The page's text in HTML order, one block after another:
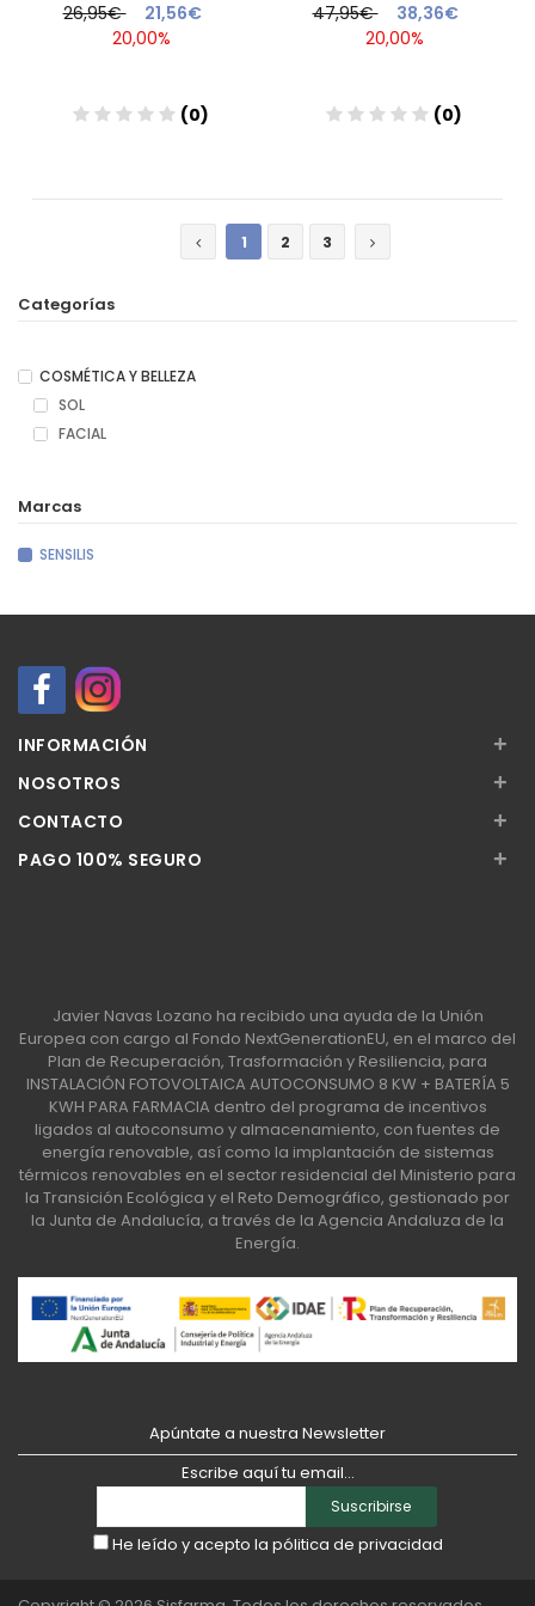
26,95€
21,56€
20,00%
(0)
47,95€
38,36€
20,00%
(0)
1
2 3
Categorías
COSMÉTICA Y BELLEZA
SOL
FACIAL
Marcas
SENSILIS
INFORMACIÓN +
NOSOTROS +
CONTACTO +
PAGO 100% SEGURO +
Javier Navas Lozano ha recibido una ayuda de la Unión
Europea con cargo al Fondo NextGenerationEU, en el marco del
Plan de Recuperación, Trasformación y Resiliencia, para
INSTALACIÓN FOTOVOLTAICA AUTOCONSUMO 8 KW + BATERÍA 5
KWH PARA FARMACIA dentro del programa de incentivos
ligados al autoconsumo y almacenamiento, con fuentes de
energía renovable, así como la implantación de sistemas
térmicos renovables en el sector residencial del Ministerio para
la Transición Ecológica y el Reto Demográfico, gestionado por
la Junta de Andalucía, a través de la Agencia Andaluza de la
Energía.
Apúntate a nuestra Newsletter
Escribe aquí tu email...
Suscribirse
He leído y acepto la pólitica de privacidad